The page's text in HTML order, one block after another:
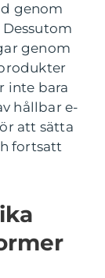
genom
genom
inte bara
hållbar e-
att sätta
fortsatt